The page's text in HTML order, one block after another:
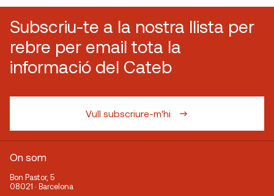
Subscriu-te a la nostra llista per
rebre per email tota la
informació del Cateb
Vull subscriure-m'hi
On som
Bon Pastor, 5
08021 · Barcelona